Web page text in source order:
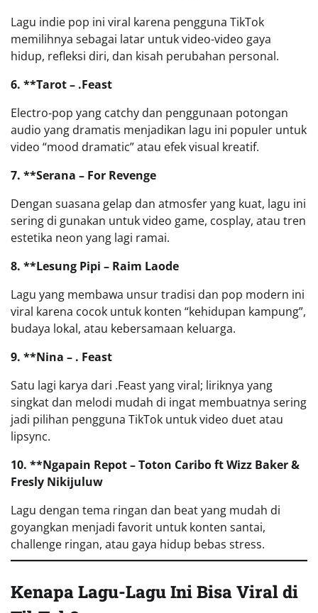
Lagu indie pop ini viral karena pengguna TikTok
memilihnya sebagai latar untuk video-video gaya
hidup, refleksi diri, dan kisah perubahan personal.
6. **Tarot – .Feast
Electro-pop yang catchy dan penggunaan potongan
audio yang dramatis menjadikan lagu ini populer untuk
video “mood dramatic” atau efek visual kreatif.
7. **Serana – For Revenge
Dengan suasana gelap dan atmosfer yang kuat, lagu ini
sering di gunakan untuk video game, cosplay, atau tren
estetika neon yang lagi ramai.
8. **Lesung Pipi – Raim Laode
Lagu yang membawa unsur tradisi dan pop modern ini
viral karena cocok untuk konten “kehidupan kampung”,
budaya lokal, atau kebersamaan keluarga.
9. **Nina – . Feast
Satu lagi karya dari .Feast yang viral; liriknya yang
singkat dan melodi mudah di ingat membuatnya sering
jadi pilihan pengguna TikTok untuk video duet atau
lipsync.
10. **Ngapain Repot – Toton Caribo ft Wizz Baker &
Fresly Nikijuluw
Lagu dengan tema ringan dan beat yang mudah di
goyangkan menjadi favorit untuk konten santai,
challenge ringan, atau gaya hidup bebas stress.
Kenapa Lagu-Lagu Ini Bisa Viral di